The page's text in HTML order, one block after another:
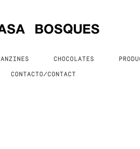
CHOCOLATES
CONTACTO/CONTACT